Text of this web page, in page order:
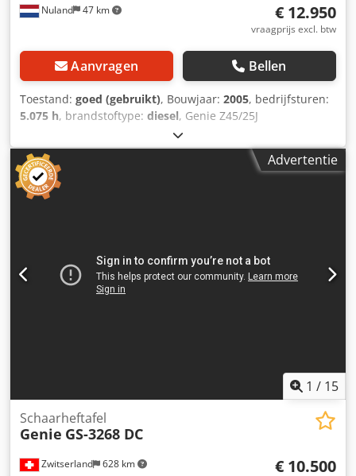
Nuland 47 km € 12.950
vraagprijs excl. btw
Aanvragen Bellen
Toestand: goed (gebruikt), Bouwjaar: 2005, bedrijfsturen:
5.075 h, brandstoftype: diesel, Genie Z45/25J
Knikarmhoogwerker / Arbeitsbuhne 16M werkhoogte 4X4
Deutz Diesel 2005 Video kan gestuurd worden via
Whatsapp. Doorlopende voorraad, zie website. Cedpfx
Ajzqhnhjafjha Prijzen zijn af Nuland. Van de Wert Trading
B.V. heeft een wisselende voorraad van machines, truck,
proefrit kunt u vrijblijvend een afspraak maken. Bel even
vooraf wij zijn niet constant aanwezig. Van de Wert Trading
B.V. Bedrijfsstraat 3 5391 LR Nuland
Advertentie
1 / 15
Zwitserland 628 km
Schaarheftafel
Genie GS-3268 DC
€ 10.500